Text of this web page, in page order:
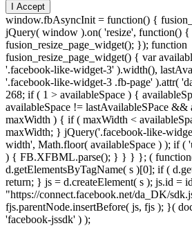
I Accept
window.fbAsyncInit = function() {
jQuery( window ).on( 'resize', function() {
fusion_resize_page_widget(); }); function
fusion_resize_page_widget() { var
'.facebook-like-widget-3' ).width(),
'.facebook-like-widget-3 .fb-page' ).attr(
268; if ( 1 > availableSpace ) {
availableSpace != lastAvailableSPace &&
maxWidth ) { if ( maxWidth <
maxWidth; } jQuery('.facebook-like-
width', Math.floor( availableSpace ) ); if (
) { FB.XFBML.parse(); } } } }; (
d.getElementsByTagName( s )[0]; if (
return; } js = d.createElement( s ); js.id =
"https://connect.facebook.net/da_DK/
fjs.parentNode.insertBefore( js, fjs ); }(
'facebook-jssdk' ) );